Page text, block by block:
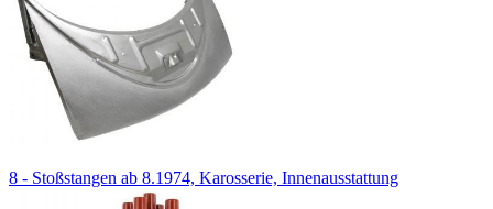
8 - Stoßstangen ab 8.1974, Karosserie, Innenausstattung